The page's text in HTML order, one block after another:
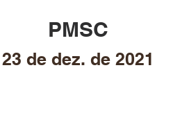
PMSC
23 de dez. de 2021